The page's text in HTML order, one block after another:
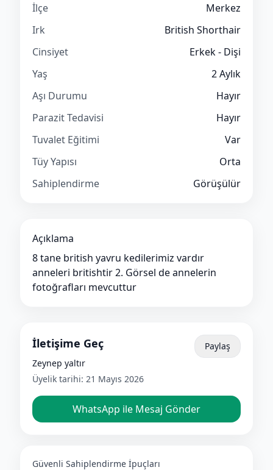
İlçe
Merkez
Irk
British Shorthair
Cinsiyet
Erkek - Dişi
Yaş
2 Aylık
Aşı Durumu
Hayır
Parazit Tedavisi
Hayır
Tuvalet Eğitimi
Var
Tüy Yapısı
Orta
Sahiplendirme
Görüşülür
Açıklama
8 tane british yavru kedilerimiz vardır
anneleri britishtir 2. Görsel de annelerin
fotoğrafları mevcuttur
İletişime Geç
Zeynep yaltır
Üyelik tarihi: 21 Mayıs 2026
Paylaş
WhatsApp ile Mesaj Gönder
Güvenli Sahiplendirme İpuçları